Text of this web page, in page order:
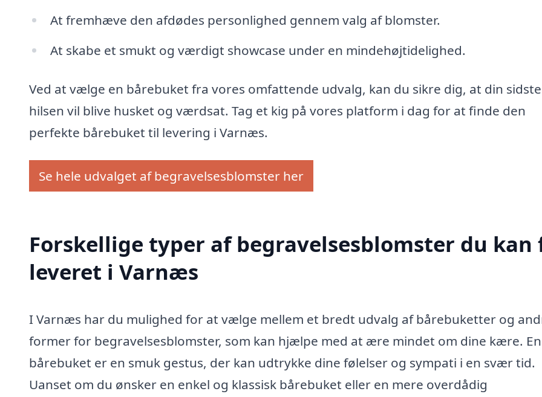
At fremhæve den afdødes personlighed gennem valg af blomster.
At skabe et smukt og værdigt showcase under en mindehøjtidelighed.
Ved at vælge en bårebuket fra vores omfattende udvalg, kan du sikre dig, at din sidste
hilsen vil blive husket og værdsat. Tag et kig på vores platform i dag for at finde den
perfekte bårebuket til levering i Varnæs.
Se hele udvalget af begravelsesblomster her
Forskellige typer af begravelsesblomster du kan
leveret i Varnæs
I Varnæs har du mulighed for at vælge mellem et bredt udvalg af bårebuketter og
former for begravelsesblomster, som kan hjælpe med at ære mindet om dine kære. En
bårebuket er en smuk gestus, der kan udtrykke dine følelser og sympati i en svær tid.
Uanset om du ønsker en enkel og klassisk bårebuket eller en mere overdådig